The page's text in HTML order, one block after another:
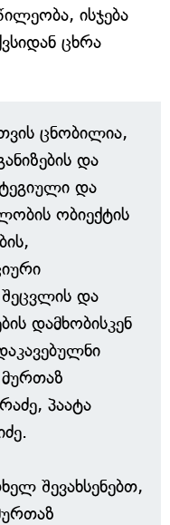
ისჯება
ცხრა
ცნობილია,
და
და
ობიექტის
და
დამხობისკენ
პაატა
შევახსენებთ,